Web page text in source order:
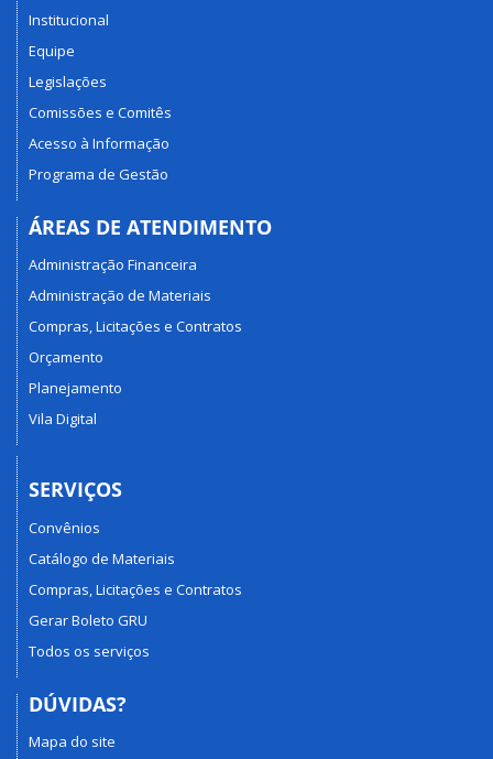
Institucional
Equipe
Legislações
Comissões e Comitês
Acesso à Informação
Programa de Gestão
ÁREAS DE ATENDIMENTO
Administração Financeira
Administração de Materiais
Compras, Licitações e Contratos
Orçamento
Planejamento
Vila Digital
SERVIÇOS
Convênios
Catálogo de Materiais
Compras, Licitações e Contratos
Gerar Boleto GRU
Todos os serviços
DÚVIDAS?
Mapa do site